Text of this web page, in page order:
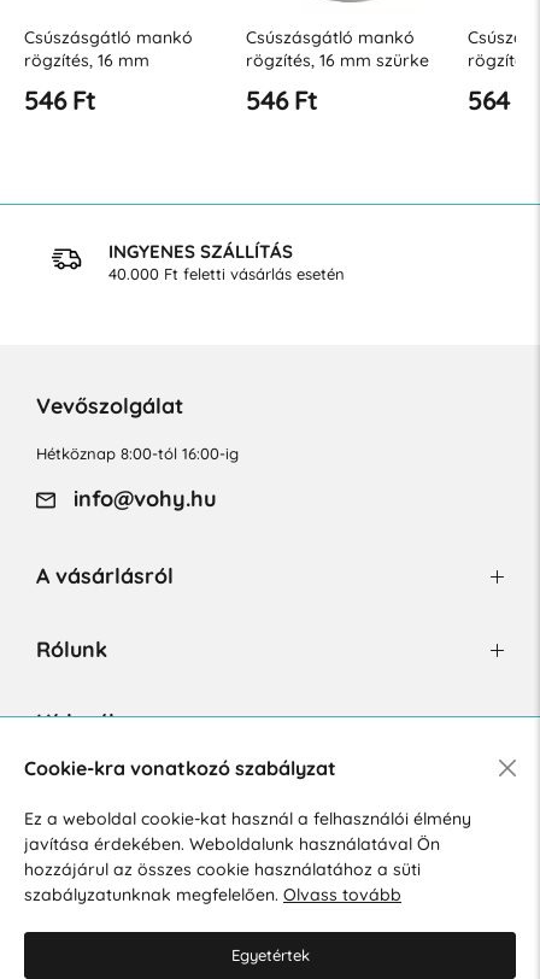
Csúszásgátló mankó
rögzítés, 16 mm szürke
546 Ft
Csúszásgátló mankó
rögzítés, 17 mm
564 Ft 573
INGYENES SZÁLLÍTÁS
40.000 Ft feletti vásárlás esetén
Vevőszolgálat
Hétköznap 8:00-tól 16:00-ig
info@vohy.hu
A vásárlásról
Rólunk
Hírlevél
Hozzájárulok a személyes adatok marketing célú kezeléséhez.
Személyes adatok védelmére vonatkozó szabályzat.
Cookie-kra vonatkozó szabályzat
Ez a weboldal cookie-kat használ a felhasználói élmény
javítása érdekében. Weboldalunk használatával Ön
hozzájárul az összes cookie használatához a süti
szabályzatunknak megfelelően. Olvass tovább
Egyetértek